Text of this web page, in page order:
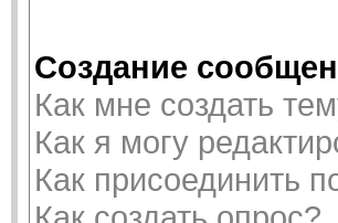
Создание
Как мне создать
Как я могу
Как присоединить